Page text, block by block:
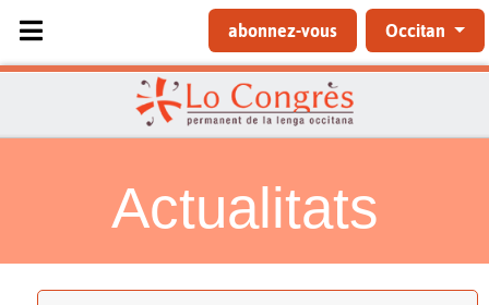
Sélectionnez votre langue
abonnez-vous Occitan
Actualitats